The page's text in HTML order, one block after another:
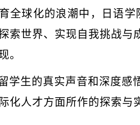
全球化的浪潮中，日语
索世界、实现自我挑战
。
学生的真实声音和深度感
化人才方面所作的探索与